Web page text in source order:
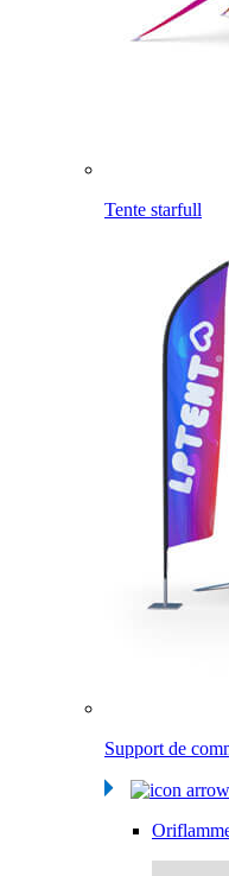
Tente starfull
Support de